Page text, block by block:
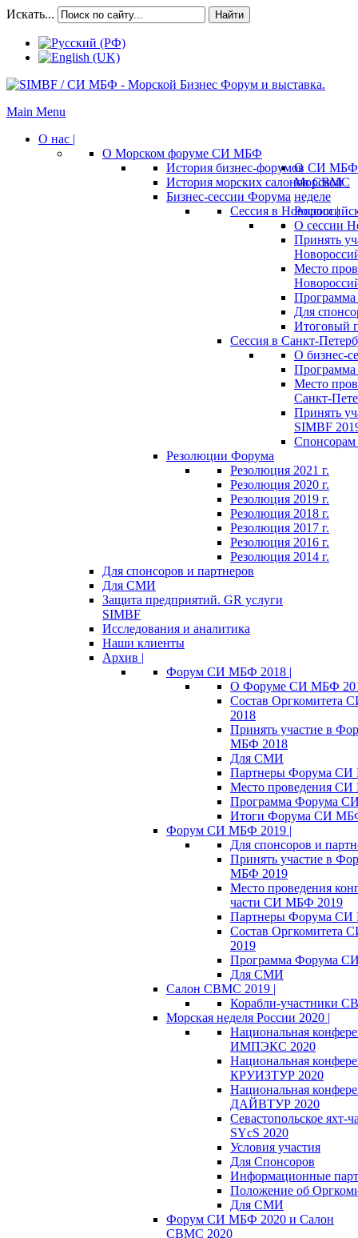
Искать... Найти
Main Menu
О нас |
О Морском форуме СИ МБФ
История бизнес-форумов СИ МБФ
История морских салонов СВМС
Бизнес-сессии Форума
Сессия в
О сессии
Принять
Место
Программа
Для
Итоговый
Сессия в Санкт-
О бизнес-
Программа
Место
Санкт-
Принять
SIMBF
Спонсорам
Резолюции Форума
Резолюция 2021 г.
Резолюция 2020 г.
Резолюция 2019 г.
Резолюция 2018 г.
Резолюция 2017 г.
Резолюция 2016 г.
Резолюция 2014 г.
Для спонсоров и партнеров
Для СМИ
Защита предприятий. GR услуги
SIMBF
Исследования и аналитика
Наши клиенты
Архив |
Форум СИ МБФ 2018 |
О Форуме СИ МБФ
Состав Оргкомитета
2018
Принять участие в
МБФ 2018
Для СМИ
Партнеры Форума
Место проведения
Программа Форума
Итоги Форума СИ
Форум СИ МБФ 2019 |
Для спонсоров и
Принять участие в
МБФ 2019
Место проведения
части СИ МБФ 2019
Партнеры Форума
Состав Оргкомитета
2019
Программа Форума
Для СМИ
Салон СВМС 2019 |
Корабли-участники
Морская неделя России 2020 |
Национальная
ИМПЭКС 2020
Национальная
КРУИЗТУР 2020
Национальная
ДАЙВТУР 2020
Севастопольское яхт-
SYcS 2020
Условия участия
Для Спонсоров
Информационные
Положение об
Для СМИ
Форум СИ МБФ 2020 и Салон
СВМС 2020
О
Морской
неделе
России |